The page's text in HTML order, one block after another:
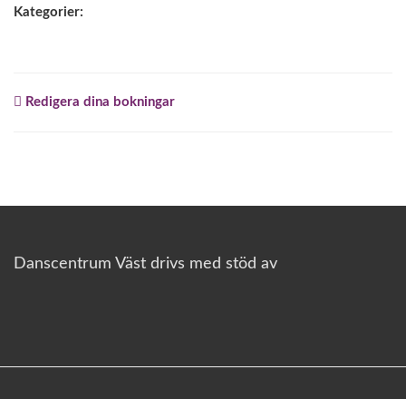
Kategorier:
Redigera dina bokningar
Danscentrum Väst drivs med stöd av